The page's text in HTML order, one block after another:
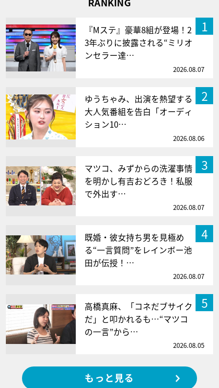
1
『Mステ』豪華8組が登場！2
3年ぶりに披露される“ミリオ
ンセラー達…
2026.08.07
2
ゆうちゃみ、出演を熱望する
大人気番組を告白「オーディ
ション10…
2026.08.06
3
マツコ、みずからの洗濯事情
を明かし有吉おどろき！私服
で外出す…
2026.08.07
4
既婚・彼女持ち男を見極め
る“一言質問”をレインボー池
田が伝授！…
2026.08.07
5
高橋真麻、「コネだブサイク
だ」と叩かれるも…“マツコ
の一言”から…
2026.08.05
もっと見る